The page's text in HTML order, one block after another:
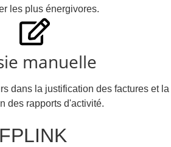
les plus énergivores.
manuelle
dans la justification des factures et la
des rapports d'activité.